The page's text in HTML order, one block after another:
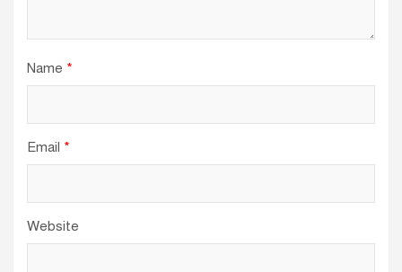
Name *
Email *
Website